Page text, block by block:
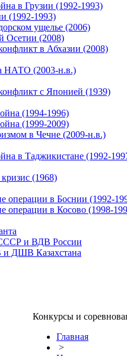
в Грузии (1992-1993)
(1992-1993)
ущелье (2006)
(2008)
в Абхазии (2008)
НАТО (2003-н.в.)
с Японией (1939)
(1994-1996)
(1999-2009)
в Чечне (2009-н.в.)
в Таджикистане (1992-
(1968)
операции в Боснии (1992-
операции в Косово (1998-
и ВДВ России
ДШВ Казахстана
Конкурсы и
Главная
>